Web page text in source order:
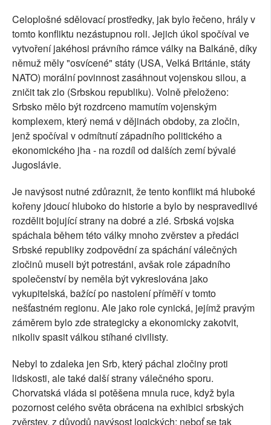
Celoplošné sdělovací prostředky, jak bylo řečeno, hrály v
tomto konfliktu nezástupnou roli. Jejich úkol spočíval ve
vytvoření jakéhosi právního rámce války na Balkáně, díky
němuž měly "osvícené" státy (USA, Velká Británie, státy
NATO) morální povinnost zasáhnout vojenskou silou, a
zničit tak zlo (Srbskou republiku). Volně přeloženo:
Srbsko mělo být rozdrceno mamutím vojenským
komplexem, který nemá v dějinách obdoby, za zločin,
jenž spočíval v odmítnutí západního politického a
ekonomického jha - na rozdíl od dalších zemí bývalé
Jugoslávie.
Je navýsost nutné zdůraznit, že tento konflikt má hluboké
kořeny jdoucí hluboko do historie a bylo by nespravedlivé
rozdělit bojující strany na dobré a zlé. Srbská vojska
spáchala během této války mnoho zvěrstev a předáci
Srbské republiky zodpovědní za spáchání válečných
zločinů museli být potrestáni, avšak role západního
společenství by neměla být vykreslována jako
vykupitelská, bažící po nastolení příměří v tomto
nešťastném regionu. Ale jako role cynická, jejímž pravým
záměrem bylo zde strategicky a ekonomicky zakotvit,
nikoliv spasit válkou stíhané civilisty.
Nebyl to zdaleka jen Srb, který páchal zločiny proti
lidskosti, ale také další strany válečného sporu.
Chorvatská vláda si potěšena mnula ruce, když byla
pozornost celého světa obrácena na exhibici srbských
zvěrstev, z důvodů navýsost logických; neboť se tak